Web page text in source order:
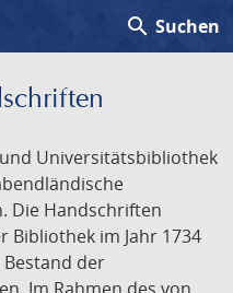
search Suchen
Universitätsbibliothek
Die Handschriften
im Jahr 1734
der